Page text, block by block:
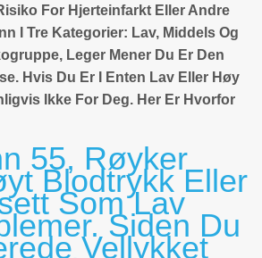
For Hjerteinfarkt Eller Andre
I Tre Kategorier: Lav, Middels Og
Leger Mener Du Er Den
Hvis Du Er I Enten Lav Eller Høy
Ikke For Deg. Her Er Hvorfor
55, Røyker
Blodtrykk Eller
Som Lav
Siden Du
Vellykket